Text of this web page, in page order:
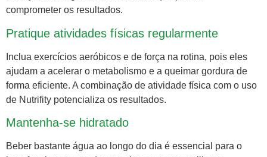
comprometer os resultados.
Pratique atividades físicas regularmente
Inclua exercícios aeróbicos e de força na rotina, pois eles
ajudam a acelerar o metabolismo e a queimar gordura de
forma eficiente. A combinação de atividade física com o uso
de Nutrifity potencializa os resultados.
Mantenha-se hidratado
Beber bastante água ao longo do dia é essencial para o